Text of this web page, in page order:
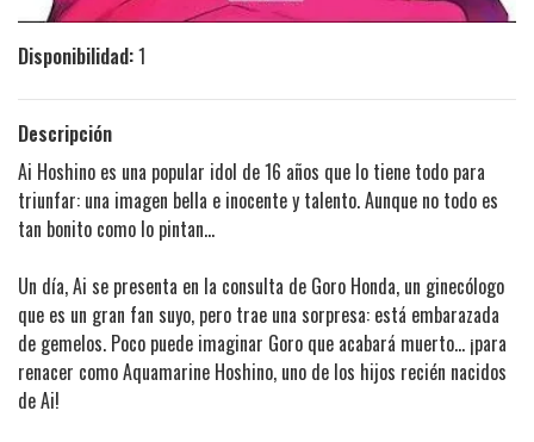
Disponibilidad:1
Descripción
Ai Hoshino es una popular idol de 16 años que lo tiene todo para
triunfar: una imagen bella e inocente y talento. Aunque no todo es
tan bonito como lo pintan…
Un día, Ai se presenta en la consulta de Goro Honda, un ginecólogo
que es un gran fan suyo, pero trae una sorpresa: está embarazada
de gemelos. Poco puede imaginar Goro que acabará muerto… ¡para
renacer como Aquamarine Hoshino, uno de los hijos recién nacidos
de Ai!